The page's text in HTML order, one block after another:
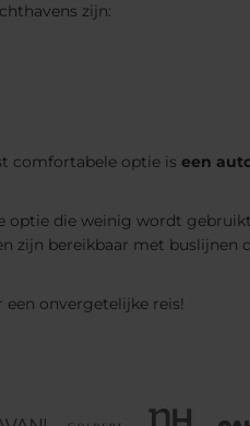
zijn:
comfortabele optie is een
optie die weinig wordt
zijn bereikbaar met buslijnen
een onvergetelijke reis!